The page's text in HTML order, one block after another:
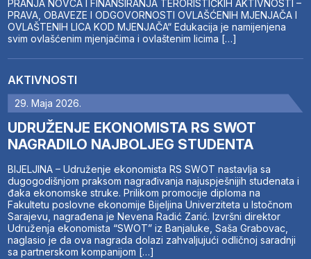
PRANJA NOVCA I FINANSIRANJA TERORISTIČKIH AKTIVNOSTI –
PRAVA, OBAVEZE I ODGOVORNOSTI OVLAŠĆENIH MJENJAČA I
OVLAŠTENIH LICA KOD MJENJAČA“ Edukacija je namijenjena
svim ovlašćenim mjenjačima i ovlaštenim licima […]
AKTIVNOSTI
29. Maja 2026.
UDRUŽENJE EKONOMISTA RS SWOT
NAGRADILO NAJBOLJEG STUDENTA
BIJELJINA – Udruženje ekonomista RS SWOT nastavlja sa
dugogodišnjom praksom nagrađivanja najuspješnijih studenata i
đaka ekonomske struke. Prilikom promocije diploma na
Fakultetu poslovne ekonomije Bijeljina Univerziteta u Istočnom
Sarajevu, nagrađena je Nevena Radić Zarić. Izvršni direktor
Udruženja ekonomista “SWOT” iz Banjaluke, Saša Grabovac,
naglasio je da ova nagrada dolazi zahvaljujući odličnoj saradnji
sa partnerskom kompanijom […]